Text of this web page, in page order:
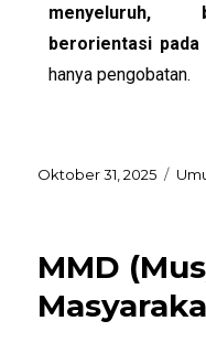
menyeluruh,
berorientasi pada
hanya pengobatan.
Oktober 31, 2025
MMD